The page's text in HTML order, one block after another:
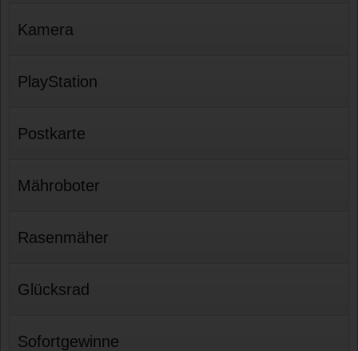
Kamera
PlayStation
Postkarte
Mähroboter
Rasenmäher
Glücksrad
Sofortgewinne